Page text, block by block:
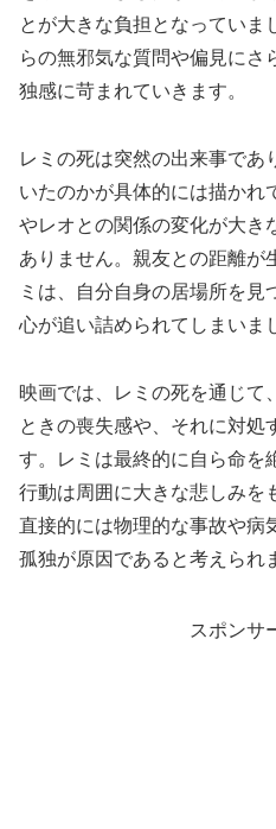
とが大きな負担となっていま
らの無邪気な質問や偏見にさ
独感に苛まれていきます。
レミの死は突然の出来事であ
いたのかが具体的には描かれ
やレオとの関係の変化が大き
ありません。親友との距離が
ミは、自分自身の居場所を見
心が追い詰められてしまいま
映画では、レミの死を通じて
ときの喪失感や、それに対処
す。レミは最終的に自ら命を
行動は周囲に大きな悲しみを
直接的には物理的な事故や病
孤独が原因であると考えられ
スポンサ